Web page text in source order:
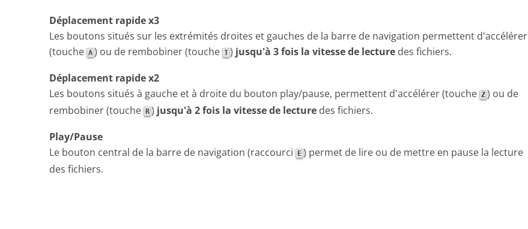
Déplacement rapide x3
Les boutons situés sur les extrémités droites et gauches de la barre de navigation permettent d'accélérer
(touche A ) ou de rembobiner (touche T ) jusqu'à 3 fois la vitesse de lecture des fichiers.
Déplacement rapide x2
Les boutons situés à gauche et à droite du bouton play/pause, permettent d'accélérer (touche Z ) ou de
rembobiner (touche
R ) jusqu'à 2 fois la vitesse de lecture des fichiers.
Play/Pause
Le bouton central de la barre de navigation (raccourci
E ) permet de lire ou de mettre en pause la lecture
des fichiers.